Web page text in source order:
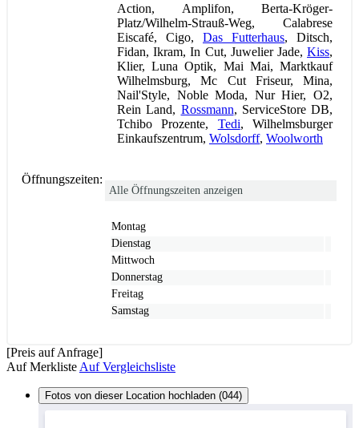
Action, Amplifon, Berta-Kröger-
Platz/Wilhelm-Strauß-Weg, Calabrese
Eiscafé, Cigo, Das Futterhaus, Ditsch,
Fidan, Ikram, In Cut, Juwelier Jade, Kiss,
Klier, Luna Optik, Mai Mai, Marktkauf
Wilhelmsburg, Mc Cut Friseur, Mina,
Nail'Style, Noble Moda, Nur Hier, O2,
Rein Land, Rossmann, ServiceStore DB,
Tchibo Prozente, Tedi, Wilhelmsburger
Einkaufszentrum, Wolsdorff, Woolworth
Öffnungszeiten:
Alle Öffnungszeiten anzeigen
Montag
Dienstag
Mittwoch
Donnerstag
Freitag
Samstag
[Preis auf Anfrage]
Auf Merkliste Auf Vergleichsliste
Fotos von dieser Location hochladen (044)